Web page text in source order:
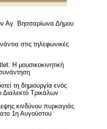
Αγ. Βησσαρίωνα Δήμου
στις τηλεφωνικές
Η μουσικοκινητική
τη δημιουργία ενός
Τρικάλων
κινδύνου πυρκαγιάς
1η Αυγούστου